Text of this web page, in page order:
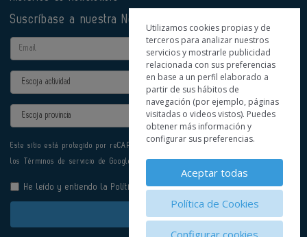
Suscríbase a nuestra Newsletter
Email
Actividad
Provincia
Este sitio está protegido por reCAPTCHA y se aplican la
los Términos de servicio de Google.
He leído y entiendo la Política de Privacidad
Enviar
Utilizamos cookies propias y de
terceros para analizar nuestros
servicios y mostrarle publicidad
relacionada con sus preferencias
en base a un perfil elaborado a
partir de sus hábitos de
navegación (por ejemplo, páginas
visitadas o videos vistos). Puedes
obtener más información y
configurar sus preferencias.
Aceptar todas
Política de Cookies
Configurar cookies